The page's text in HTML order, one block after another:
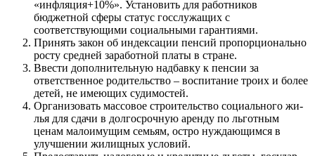
«инфляция+10%». Установить для работников
бюджетной сферы статус госслужащих с
соответствующими соци­альными гарантиями.
Принять закон об индексации пенсий пропорционально
росту средней заработной платы в стране.
Ввести дополнительную надбавку к пенсии за
ответствен­ное родительство – воспитание троих и более
детей, не имеющих судимостей.
Организовать массовое строительство социального жи­
лья для сдачи в долгосрочную аренду по льготным
ценам малоимущим семьям, остро нуждающимся в
улучшении жилищных условий.